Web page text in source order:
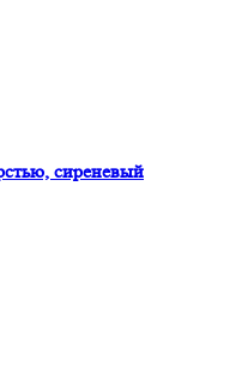
сиреневый